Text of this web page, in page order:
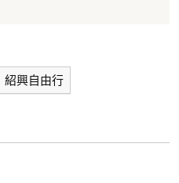
紹興自由行